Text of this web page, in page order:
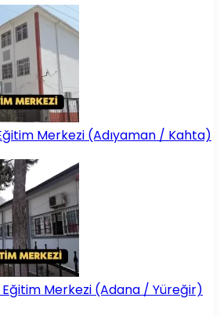
Merkezi (Adıyaman / Kahta)
Merkezi (Adana / Yüreğir)